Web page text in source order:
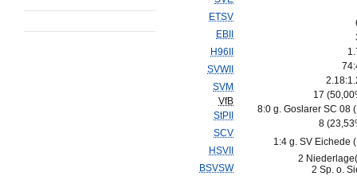
ETSV
EBII
H96II
SVWII
SVM
VfB
StPII
SCV
HSVII
BSVSW
17
8:0 g. Goslarer SC 08
8
1:4 g. SV Eichede
2
2 Sp. o.